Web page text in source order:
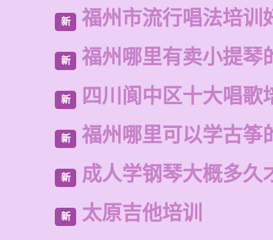
新 福州市流行唱法培训
新 福州哪里有卖小提琴
新 四川阆中区十大唱歌
新 福州哪里可以学古筝
新 成人学钢琴大概多久
新 太原吉他培训